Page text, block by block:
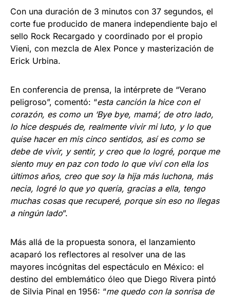
Con una duración de 3 minutos con 37 segundos, el
corte fue producido de manera independiente bajo el
sello Rock Recargado y coordinado por el propio
Vieni, con mezcla de Alex Ponce y masterización de
Erick Urbina.
En conferencia de prensa, la intérprete de “Verano
peligroso”, comentó: “esta canción la hice con el
corazón, es como un ‘Bye bye, mamá’, de otro lado,
lo hice después de, realmente vivir mi luto, y lo que
quise hacer en mis cinco sentidos, así es como se
debe de vivir, y sentir, y creo que lo logré, porque me
siento muy en paz con todo lo que viví con ella los
últimos años, creo que soy la hija más luchona, más
necia, logré lo que yo quería, gracias a ella, tengo
muchas cosas que recuperé, porque sin eso no llegas
a ningún lado”.
Más allá de la propuesta sonora, el lanzamiento
acaparó los reflectores al resolver una de las
mayores incógnitas del espectáculo en México: el
destino del emblemático óleo que Diego Rivera pintó
de Silvia Pinal en 1956: “me quedo con la sonrisa de